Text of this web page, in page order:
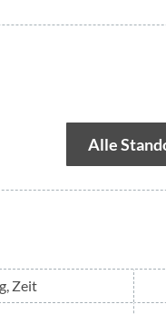
Zeit